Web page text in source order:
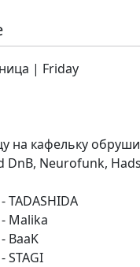
| Friday
на кафельку
DnB, Neurofunk,
TADASHIDA
Malika
BaaK
STAGI